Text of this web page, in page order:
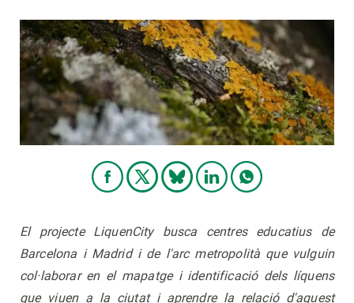
El projecte LiquenCity
busca centres educatius de
Barcelona i Madrid i de l'arc metropolità que vulguin
col·laborar en el mapatge i identificació dels líquens
que viuen a la ciutat i aprendre la relació d'aquest